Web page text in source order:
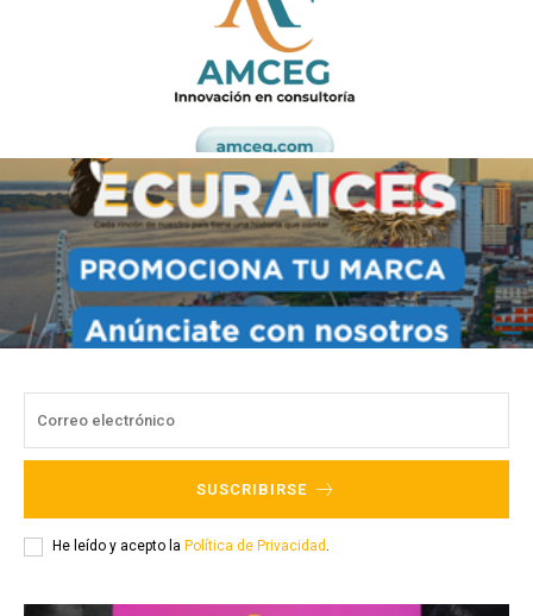
SUSCRIBIRSE
He leído y acepto la Política de Privacidad .